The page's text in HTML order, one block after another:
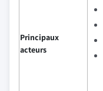
Principaux
acteurs